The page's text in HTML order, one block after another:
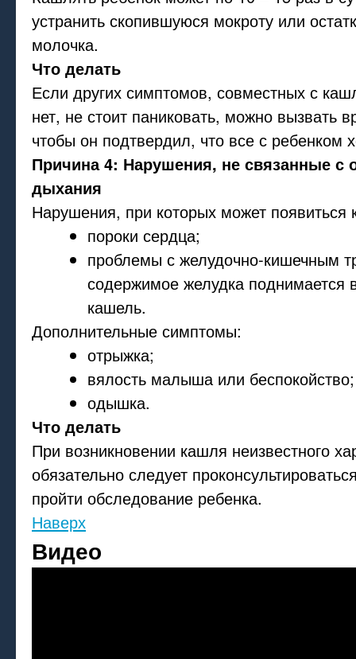
устранить скопившуюся мокроту или
молочка.
Что делать
Если других симптомов, совместных с
нет, не стоит паниковать, можно вызвать
чтобы он подтвердил, что все с ребенком
Причина 4: Нарушения, не связанные с
дыхания
Нарушения, при которых может появиться
пороки сердца;
проблемы с желудочно-кишечным
содержимое желудка поднимается
кашель.
Дополнительные симптомы:
отрыжка;
вялость малыша или беспокойство;
одышка.
Что делать
При возникновении кашля неизвестного
обязательно следует
пройти обследование ребенка.
Наверх
Видео